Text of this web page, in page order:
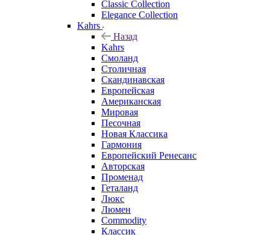
Classic Collection
Elegance Collection
Kahrs
Назад
Kahrs
Смоланд
Столичная
Скандинавская
Европейская
Американская
Мировая
Песочная
Новая Классика
Гармония
Европейский Ренесанс
Авторская
Променад
Геталанд
Люкс
Люмен
Commodity
Классик